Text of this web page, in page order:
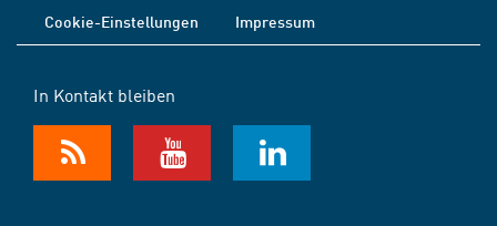
Cookie-Einstellungen
Impressum
In Kontakt bleiben